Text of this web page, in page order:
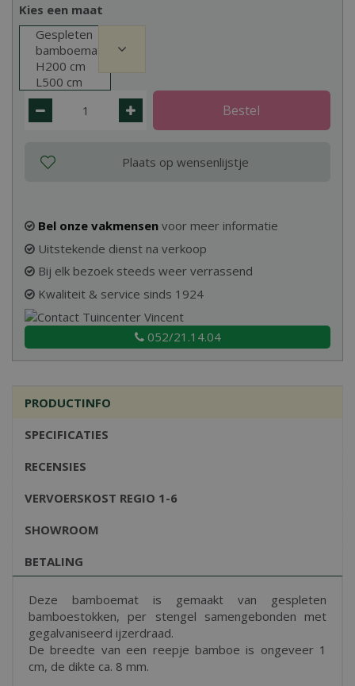
Kies een maat
Gespleten
bamboemat
H200 cm
L500 cm
Bel onze vakmensen voor meer informatie
Uitstekende dienst na verkoop
Bij elk bezoek steeds weer verrassend
Kwaliteit & service sinds 1924
052/21.14.04
PRODUCTINFO
SPECIFICATIES
RECENSIES
VERVOERSKOST REGIO 1-6
SHOWROOM
BETALING
Deze bamboemat is gemaakt van gespleten
bamboestokken, per stengel samengebonden met
gegalvaniseerd ijzerdraad.
De breedte van een reepje bamboe is ongeveer 1
cm, de dikte ca. 8 mm.